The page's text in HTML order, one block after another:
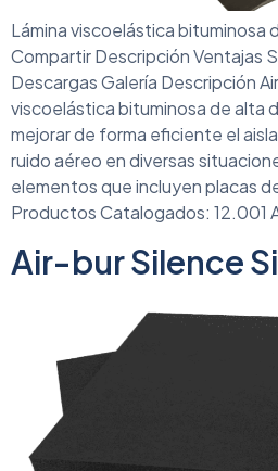
Lámina viscoelástica bituminosa
Compartir Descripción Ventajas
Descargas Galería Descripción
viscoelástica bituminosa de alta
mejorar de forma eficiente el
ruido aéreo en diversas
elementos que incluyen placas
Productos Catalogados: 12.001
Air-bur Silence